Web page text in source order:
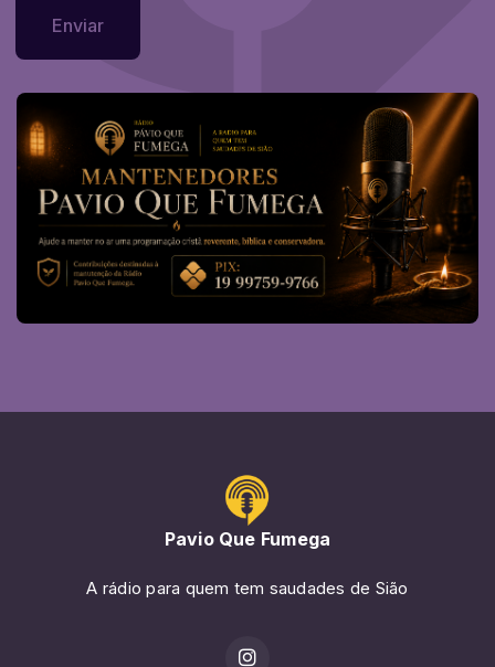
Enviar
Pavio Que Fumega
A rádio para quem tem saudades de Sião